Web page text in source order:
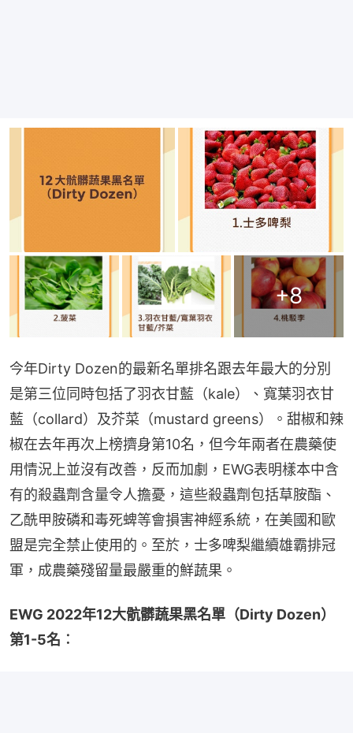
+8
今年Dirty Dozen的最新名單排名跟去年最大的分別
是第三位同時包括了羽衣甘藍（kale）、寬葉羽衣甘
藍（collard）及芥菜（mustard greens）。甜椒和辣
椒在去年再次上榜擠身第10名，但今年兩者在農藥使
用情況上並沒有改善，反而加劇，EWG表明樣本中含
有的殺蟲劑含量令人擔憂，這些殺蟲劑包括草胺酯、
乙酰甲胺磷和毒死蜱等會損害神經系統，在美國和歐
盟是完全禁止使用的。至於，士多啤梨繼續雄霸排冠
軍，成農藥殘留量最嚴重的鮮蔬果。
EWG 2022年12大骯髒蔬果黑名單（Dirty Dozen）
第1-5名︰